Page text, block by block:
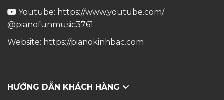
Youtube: https://www.youtube.com/
@pianofunmusic3761
Website: https://pianokinhbac.com
HƯỚNG DẪN KHÁCH HÀNG